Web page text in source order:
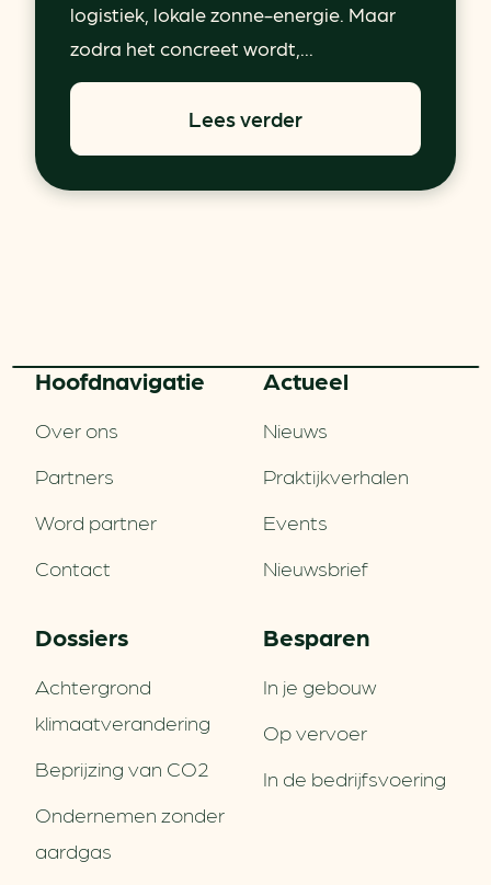
logistiek, lokale zonne-energie. Maar
zodra het concreet wordt,...
Lees verder
Hoofd­navigatie
Over ons
Partners
Word partner
Contact
Actueel
Nieuws
Praktijkverhalen
Events
Nieuwsbrief
Dossiers
Achtergrond
klimaatverandering
Beprijzing van CO2
Ondernemen zonder
aardgas
Besparen
In je gebouw
Op vervoer
In de bedrijfsvoering